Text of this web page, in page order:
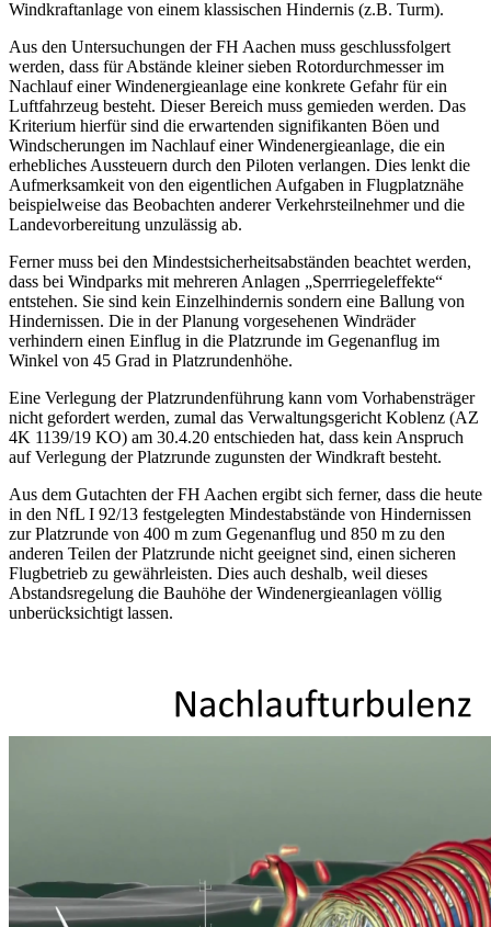
Windkraftanlage von einem klassischen Hindernis (z.B. Turm).
Aus den Untersuchungen der FH Aachen muss geschlussfolgert
werden, dass für Abstände kleiner sieben Rotordurchmesser im
Nachlauf einer Windenergieanlage eine konkrete Gefahr für ein
Luftfahrzeug besteht. Dieser Bereich muss gemieden werden. Das
Kriterium hierfür sind die erwartenden signifikanten Böen und
Windscherungen im Nachlauf einer Windenergieanlage, die ein
erhebliches Aussteuern durch den Piloten verlangen. Dies lenkt die
Aufmerksamkeit von den eigentlichen Aufgaben in Flugplatznähe
beispielweise das Beobachten anderer Verkehrsteilnehmer und die
Landevorbereitung unzulässig ab.
Ferner muss bei den Mindestsicherheitsabständen beachtet werden,
dass bei Windparks mit mehreren Anlagen „Sperrriegeleffekte“
entstehen. Sie sind kein Einzelhindernis sondern eine Ballung von
Hindernissen. Die in der Planung vorgesehenen Windräder
verhindern einen Einflug in die Platzrunde im Gegenanflug im
Winkel von 45 Grad in Platzrundenhöhe.
Eine Verlegung der Platzrundenführung kann vom Vorhabensträger
nicht gefordert werden, zumal das Verwaltungsgericht Koblenz (AZ
4K 1139/19 KO) am 30.4.20 entschieden hat, dass kein Anspruch
auf Verlegung der Platzrunde zugunsten der Windkraft besteht.
Aus dem Gutachten der FH Aachen ergibt sich ferner, dass die heute
in den NfL I 92/13 festgelegten Mindestabstände von Hindernissen
zur Platzrunde von 400 m zum Gegenanflug und 850 m zu den
anderen Teilen der Platzrunde nicht geeignet sind, einen sicheren
Flugbetrieb zu gewährleisten. Dies auch deshalb, weil dieses
Abstandsregelung die Bauhöhe der Windenergieanlagen völlig
unberücksichtigt lassen.